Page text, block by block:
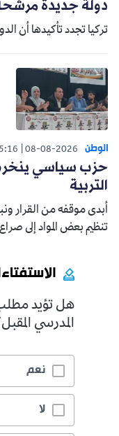
دولة جديدة
تركيا تجدد تأكيدها أن
الوطن 08-08-2026
حزب سياسي
التربية
أبدى موقفه من القرار
تنظيم بعض المواد إلى
هل تؤيد
المدرسي
نعم
لا